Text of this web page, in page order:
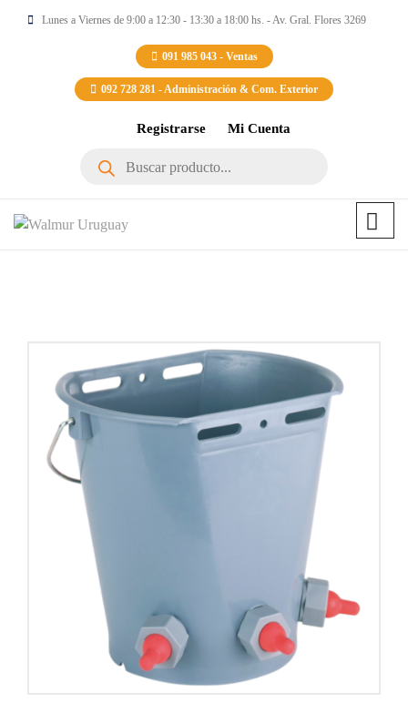
Lunes a Viernes de 9:00 a 12:30 - 13:30 a 18:00 hs. - Av. Gral. Flores 3269
091 985 043 - Ventas
092 728 281 - Administración & Com. Exterior
Registrarse Mi Cuenta